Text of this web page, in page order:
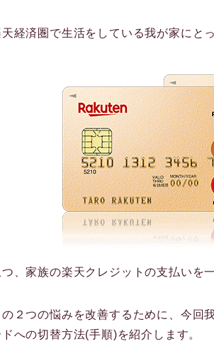
経済圏で生活をしている我が家にと
つ、家族の楽天クレジットの支払いを
の２つの悩みを改善するために、今回
ドへの切替方法(手順)を紹介します。